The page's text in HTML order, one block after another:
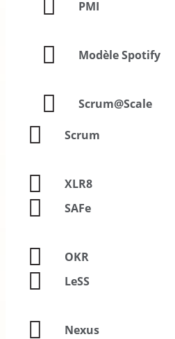
PMI
Modèle Spotify
Scrum@Scale
Scrum
XLR8
SAFe
OKR
LeSS
Nexus